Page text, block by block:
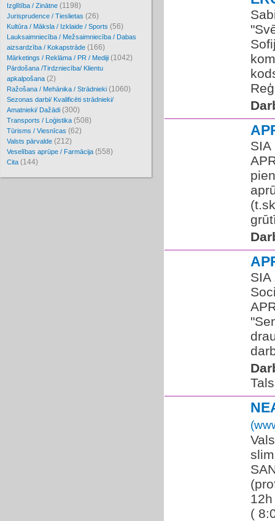
Izglītība / Zinātne (1198)
Jurisprudence / Tieslietas (26)
Kultūra / Māksla / Izklaide / Sports (56)
Lauksaimniecība / Mežsaimniecība / Dabas
aizsardzība / Kokapstrāde (166)
Mārketings / Reklāma / PR / Mediji (1042)
Pārdošana /Tirdzniecība/ Klientu
apkalpošana (2)
Ražošana / Mehānika / Strādnieki (1060)
Sezonas darbi/ Kvalificēti strādnieki/
Amatnieki/ Dažādi (300)
Transports / Loģistika (508)
Tūrisms / Viesnīcas (62)
Valsts pārvalde (212)
Veselības aprūpe / Farmācija (558)
Cita (144)
SIA
SIA
(